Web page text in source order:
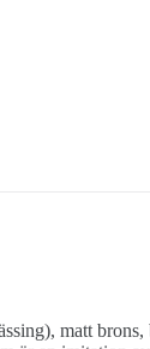
matt brons,